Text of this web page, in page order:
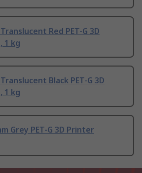
Red PET-G 3D
1 kg
Translucent Black PET-G 3D
1 kg
Grey PET-G 3D Printer